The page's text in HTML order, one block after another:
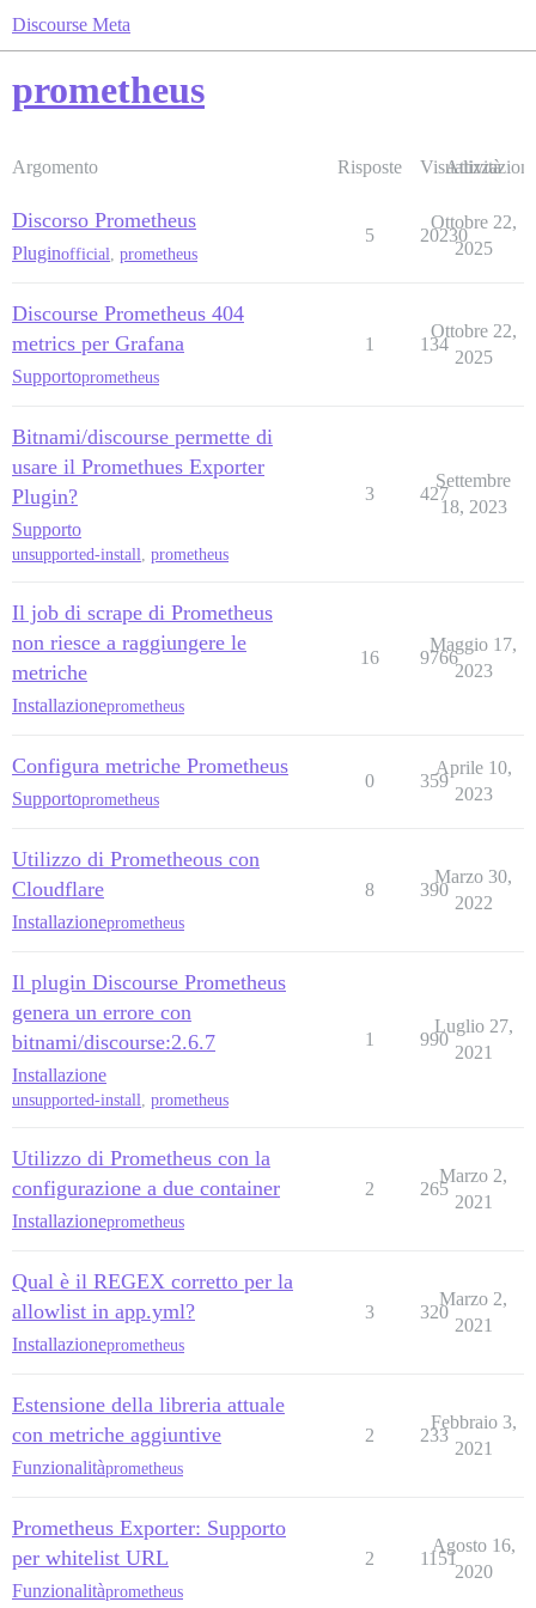
Discourse Meta
prometheus
Argomento Risposte Visualizzazioni
Attività
Discorso Prometheus
Pluginofficial prometheus
5 20230
Ottobre 22,
2025
Discourse Prometheus 404
metrics per Grafana
Supportoprometheus
1 134
Ottobre 22,
2025
Bitnami/discourse permette di
usare il Promethues Exporter
Plugin?
Supporto
unsupported-install, prometheus
3 427
Settembre
18, 2023
Il job di scrape di Prometheus
non riesce a raggiungere le
metriche
Installazioneprometheus
16 9766
Maggio 17,
2023
Configura metriche Prometheus
Supportoprometheus
0 359
Aprile 10,
2023
Utilizzo di Prometheous con
Cloudflare
Installazioneprometheus
8 390
Marzo 30,
2022
Il plugin Discourse Prometheus
genera un errore con
bitnami/discourse:2.6.7
Installazione
unsupported-install, prometheus
1 990
Luglio 27,
2021
Utilizzo di Prometheus con la
configurazione a due container
Installazioneprometheus
2 265
Marzo 2,
2021
Qual è il REGEX corretto per la
allowlist in app.yml?
Installazioneprometheus
3 320
Marzo 2,
2021
Estensione della libreria attuale
con metriche aggiuntive
Funzionalitàprometheus
2 233
Febbraio 3,
2021
Prometheus Exporter: Supporto
per whitelist URL
Funzionalitàprometheus
2 1151
Agosto 16,
2020